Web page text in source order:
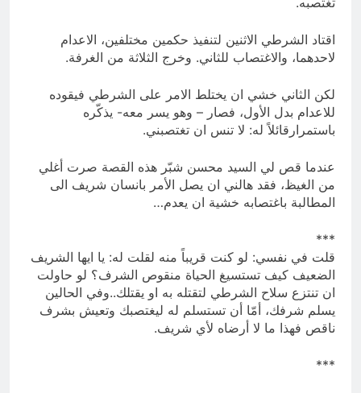
اقتاد الشرطي الاثنين لتنفيذ حكمين مختلفين، الاعدام
لاحدهما، والاغتصاب للثاني. وخرج الثلاثة من الغرفة.
لكن الثاني خشي ان يختلط الامر على الشرطي فيقوده
للاعدام بدل الأول، فصار – وهو يسر معه- يذكّره
باستمرارقائلاً له: لا تنس ان تغتصبني.
عندما قص لي السيد محسن شبّر هذه القصة صرت أغلي
من الغيظ، فقد هالني ان يصل الأمر بانسان شريف الى
المطالبة باغتصابه خشية ان يعدم…
***
قلت في نفسي: لو كنت قريباً منه لقلت له: يا ايها الشريف
الضعيف كيف تستسيغ الحياة منقوص الشرف؟ لو حاولت
ان تنتزع سلاح الشرطي لتقتله به او يقتلك..وفي الحالين
يسلم شرفك، أمّا أن تستسلم له ليغتصبك وتعيش بشرف
ناقص فهذا ما لا أرضاه لأي شريف.
***